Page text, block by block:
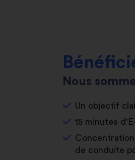
Nous
Un objectif
15 minutes
de conduite